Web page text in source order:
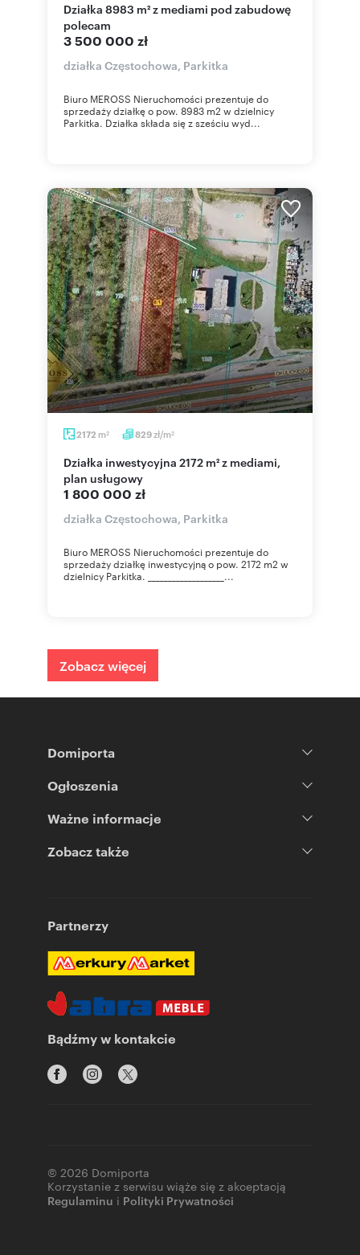
Działka 8983 m² z mediami pod zabudowę
polecam
3 500 000 zł
działka Częstochowa, Parkitka
Biuro MEROSS Nieruchomości prezentuje do
sprzedaży działkę o pow. 8983 m2 w dzielnicy
Parkitka. Działka składa się z sześciu wyd...
2172 m2 829zł/m2
Działka inwestycyjna 2172 m² z mediami,
plan usługowy
1 800 000 zł
działka Częstochowa, Parkitka
Biuro MEROSS Nieruchomości prezentuje do
sprzedaży działkę inwestycyjną o pow. 2172 m2 w
dzielnicy Parkitka. ___________________...
Zobacz więcej
Domiporta
Ogłoszenia
Ważne informacje
Zobacz także
Partnerzy
Bądźmy w kontakcie
© 2026 Domiporta
Korzystanie z serwisu wiąże się z akceptacją
Regulaminu i Polityki Prywatności